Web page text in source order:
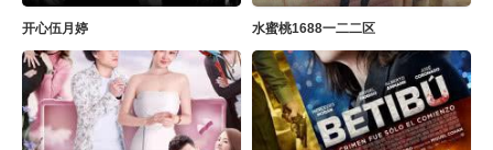
开心伍月婷 水蜜桃1688一二二区